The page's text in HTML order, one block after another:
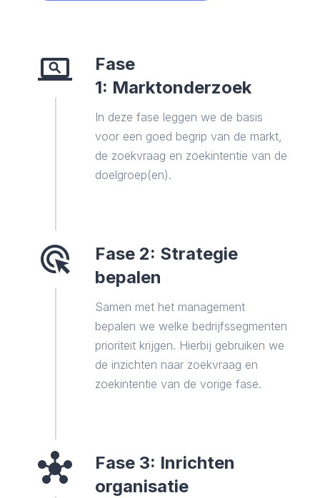
Fase
1: Marktonderzoek
In deze fase leggen we de basis
voor een goed begrip van de markt,
de zoekvraag en zoekintentie van de
doelgroep(en).
Fase 2: Strategie
bepalen
Samen met het management
bepalen we welke bedrijfssegmenten
prioriteit krijgen. Hierbij gebruiken we
de inzichten naar zoekvraag en
zoekintentie van de vorige fase.
Fase 3: Inrichten
organisatie